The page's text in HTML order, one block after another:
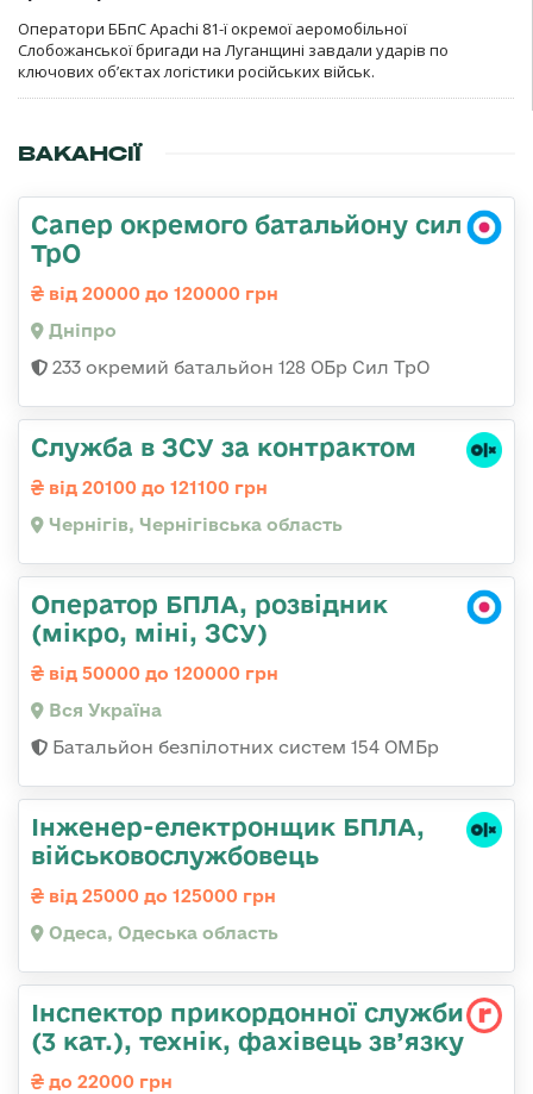
Оператори ББпС Apachi 81-ї окремої аеромобільної
Слобожанської бригади на Луганщині завдали ударів по
ключових об’єктах логістики російських військ.
ВАКАНСІЇ
Сапер окремого батальйону сил
ТрО
від 20000 до 120000 грн
Дніпро
233 окремий батальйон 128 ОБр Сил ТрО
Служба в ЗСУ за контрактом
від 20100 до 121100 грн
Чернігів, Чернігівська область
Оператор БПЛА, розвідник
(мікро, міні, ЗСУ)
від 50000 до 120000 грн
Вся Україна
Батальйон безпілотних систем 154 ОМБр
Інженер-електронщик БПЛА,
військовослужбовець
від 25000 до 125000 грн
Одеса, Одеська область
Інспектор прикордонної служби
(3 кат.), технік, фахівець зв’язку
до 22000 грн